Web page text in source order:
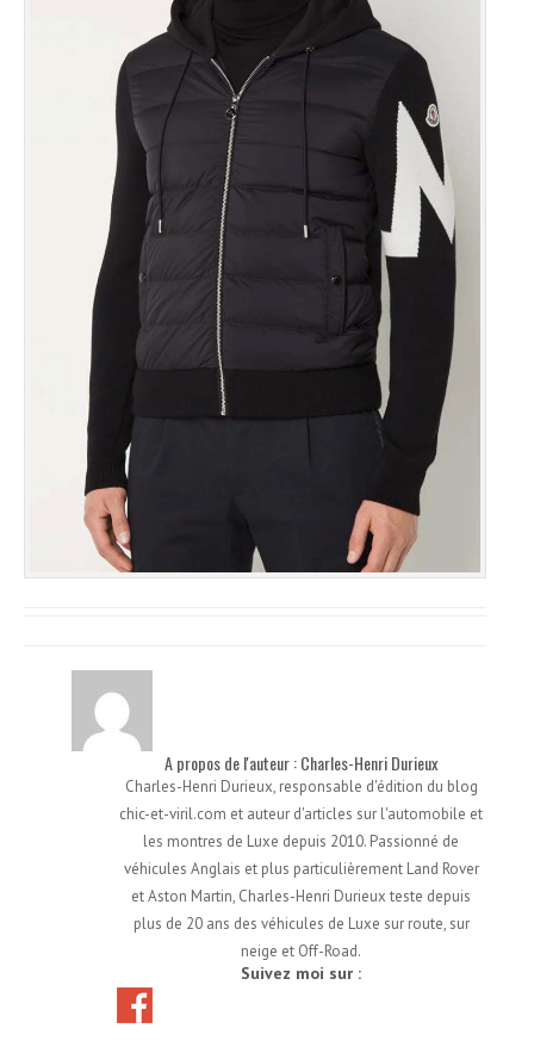
A propos de l'auteur : Charles-Henri Durieux
Charles-Henri Durieux, responsable d'édition du blog
chic-et-viril.com et auteur d'articles sur l'automobile et
les montres de Luxe depuis 2010. Passionné de
véhicules Anglais et plus particulièrement Land Rover
et Aston Martin, Charles-Henri Durieux teste depuis
plus de 20 ans des véhicules de Luxe sur route, sur
neige et Off-Road.
Suivez moi sur :